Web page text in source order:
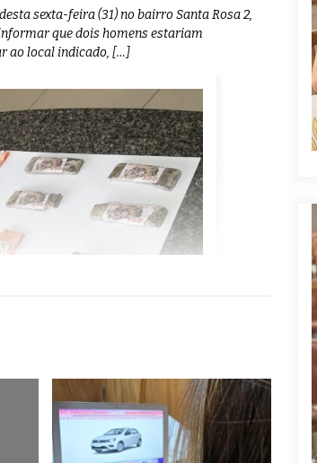
sexta-feira (31) no bairro Santa Rosa 2,
que dois homens estariam
ao local indicado, […]